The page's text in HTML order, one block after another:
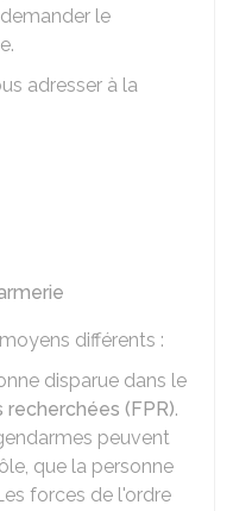
le
adresser à la
différents :
disparue dans le
(FPR).
peuvent
que la personne
forces de l'ordre